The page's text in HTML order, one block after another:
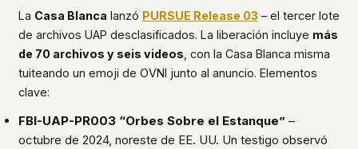
La Casa Blanca lanzó PURSUE Release 03 – el tercer lote
de archivos UAP desclasificados. La liberación incluye más
de 70 archivos y seis videos , con la Casa Blanca misma
tuiteando un emoji de OVNI junto al anuncio. Elementos
clave:
FBI-UAP-PR003 “Orbes Sobre el Estanque”–
octubre de 2024, noreste de EE. UU. Un testigo observó